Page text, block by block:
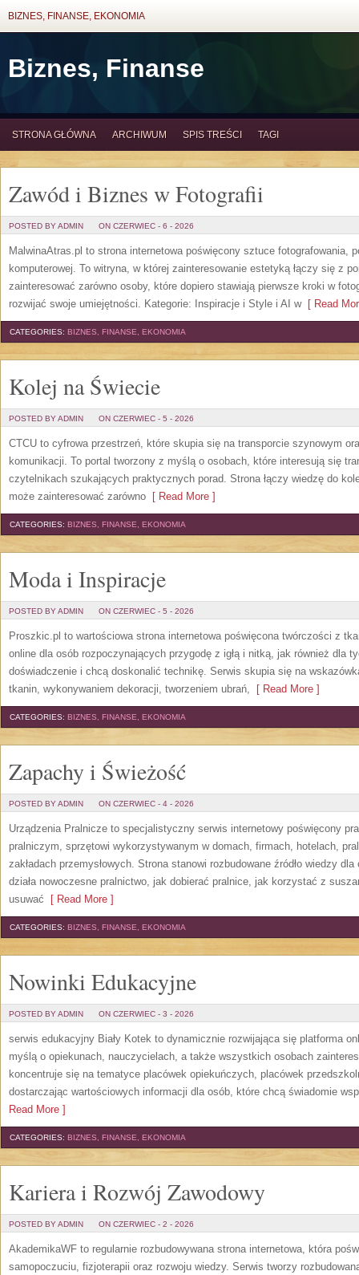
BIZNES, FINANSE, EKONOMIA
Biznes, Finanse
STRONA GŁÓWNA ARCHIWUM SPIS TREŚCI TAGI
Zawód i Biznes w Fotografii
POSTED BY ADMIN ON CZERWIEC - 6 - 2026
MalwinaAtras.pl to strona internetowa poświęcony sztuce fotografowania,
komputerowej. To witryna, w której zainteresowanie estetyką łączy się z
zainteresować zarówno osoby, które dopiero stawiają pierwsze kroki w
rozwijać swoje umiejętności. Kategorie: Inspiracje i Style i AI w[ Read
CATEGORIES: BIZNES, FINANSE, EKONOMIA
Kolej na Świecie
POSTED BY ADMIN ON CZERWIEC - 5 - 2026
CTCU to cyfrowa przestrzeń, które skupia się na transporcie szynowym
komunikacji. To portal tworzony z myślą o osobach, które interesują się
czytelnikach szukających praktycznych porad. Strona łączy wiedzę do
może zainteresować zarówno [ Read More ]
CATEGORIES: BIZNES, FINANSE, EKONOMIA
Moda i Inspiracje
POSTED BY ADMIN ON CZERWIEC - 5 - 2026
Proszkic.pl to wartościowa strona internetowa poświęcona twórczości z
online dla osób rozpoczynających przygodę z igłą i nitką, jak również dla
doświadczenie i chcą doskonalić technikę. Serwis skupia się na
tkanin, wykonywaniem dekoracji, tworzeniem ubrań, [ Read More ]
CATEGORIES: BIZNES, FINANSE, EKONOMIA
Zapachy i Świeżość
POSTED BY ADMIN ON CZERWIEC - 4 - 2026
Urządzenia Pralnicze to specjalistyczny serwis internetowy poświęcony
pralniczym, sprzętowi wykorzystywanym w domach, firmach, hotelach,
zakładach przemysłowych. Strona stanowi rozbudowane źródło wiedzy
działa nowoczesne pralnictwo, jak dobierać pralnice, jak korzystać z
usuwać [ Read More ]
CATEGORIES: BIZNES, FINANSE, EKONOMIA
Nowinki Edukacyjne
POSTED BY ADMIN ON CZERWIEC - 3 - 2026
serwis edukacyjny Biały Kotek to dynamicznie rozwijająca się platforma
myślą o opiekunach, nauczycielach, a także wszystkich osobach
koncentruje się na tematyce placówek opiekuńczych, placówek
dostarczając wartościowych informacji dla osób, które chcą świadomie
Read More ]
CATEGORIES: BIZNES, FINANSE, EKONOMIA
Kariera i Rozwój Zawodowy
POSTED BY ADMIN ON CZERWIEC - 2 - 2026
AkademikaWF to regularnie rozbudowywana strona internetowa, która
samopoczuciu, fizjoterapii oraz rozwoju wiedzy. Serwis tworzy